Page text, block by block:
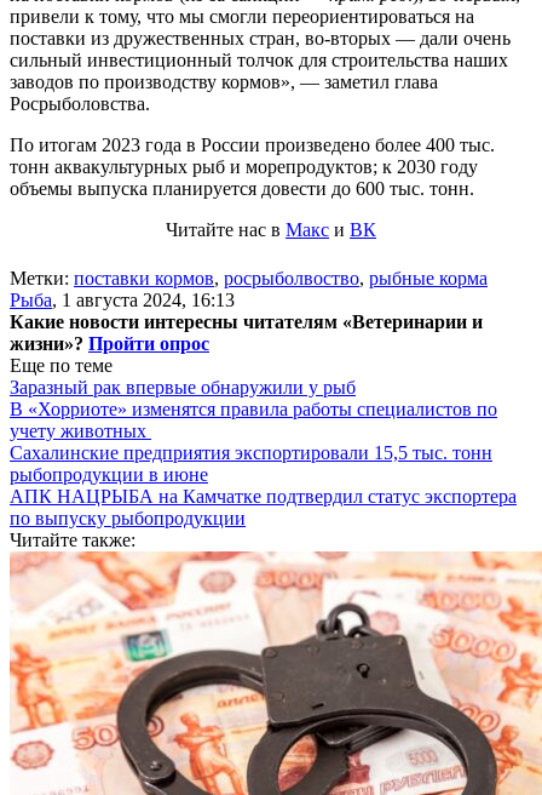
привели к тому, что мы смогли переориентироваться на
поставки из дружественных стран, во-вторых — дали очень
сильный инвестиционный толчок для строительства наших
заводов по производству кормов», — заметил глава
Росрыболовства.
По итогам 2023 года в России произведено более 400 тыс.
тонн аквакультурных рыб и морепродуктов; к 2030 году
объемы выпуска планируется довести до 600 тыс. тонн.
Читайте нас в Макс и ВК
Метки: поставки кормов, росрыболвоство, рыбные корма
Рыба, 1 августа 2024, 16:13
Какие новости интересны читателям «Ветеринарии и
жизни»? Пройти опрос
Еще по теме
Заразный рак впервые обнаружили у рыб
В «Хорриоте» изменятся правила работы специалистов по
учету животных
Сахалинские предприятия экспортировали 15,5 тыс. тонн
рыбопродукции в июне
АПК НАЦРЫБА на Камчатке подтвердил статус экспортера
по выпуску рыбопродукции
Читайте также: